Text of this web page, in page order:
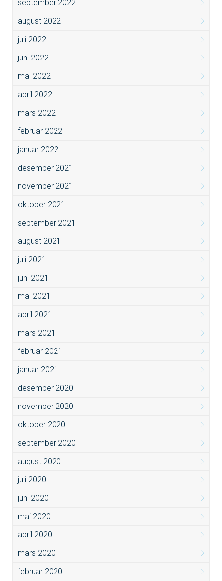
september 2022
august 2022
juli 2022
juni 2022
mai 2022
april 2022
mars 2022
februar 2022
januar 2022
desember 2021
november 2021
oktober 2021
september 2021
august 2021
juli 2021
juni 2021
mai 2021
april 2021
mars 2021
februar 2021
januar 2021
desember 2020
november 2020
oktober 2020
september 2020
august 2020
juli 2020
juni 2020
mai 2020
april 2020
mars 2020
februar 2020